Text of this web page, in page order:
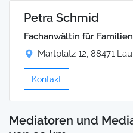
Petra Schmid
Fachanwältin für
Martplatz 12, 88471
Kontakt
Mediatoren und